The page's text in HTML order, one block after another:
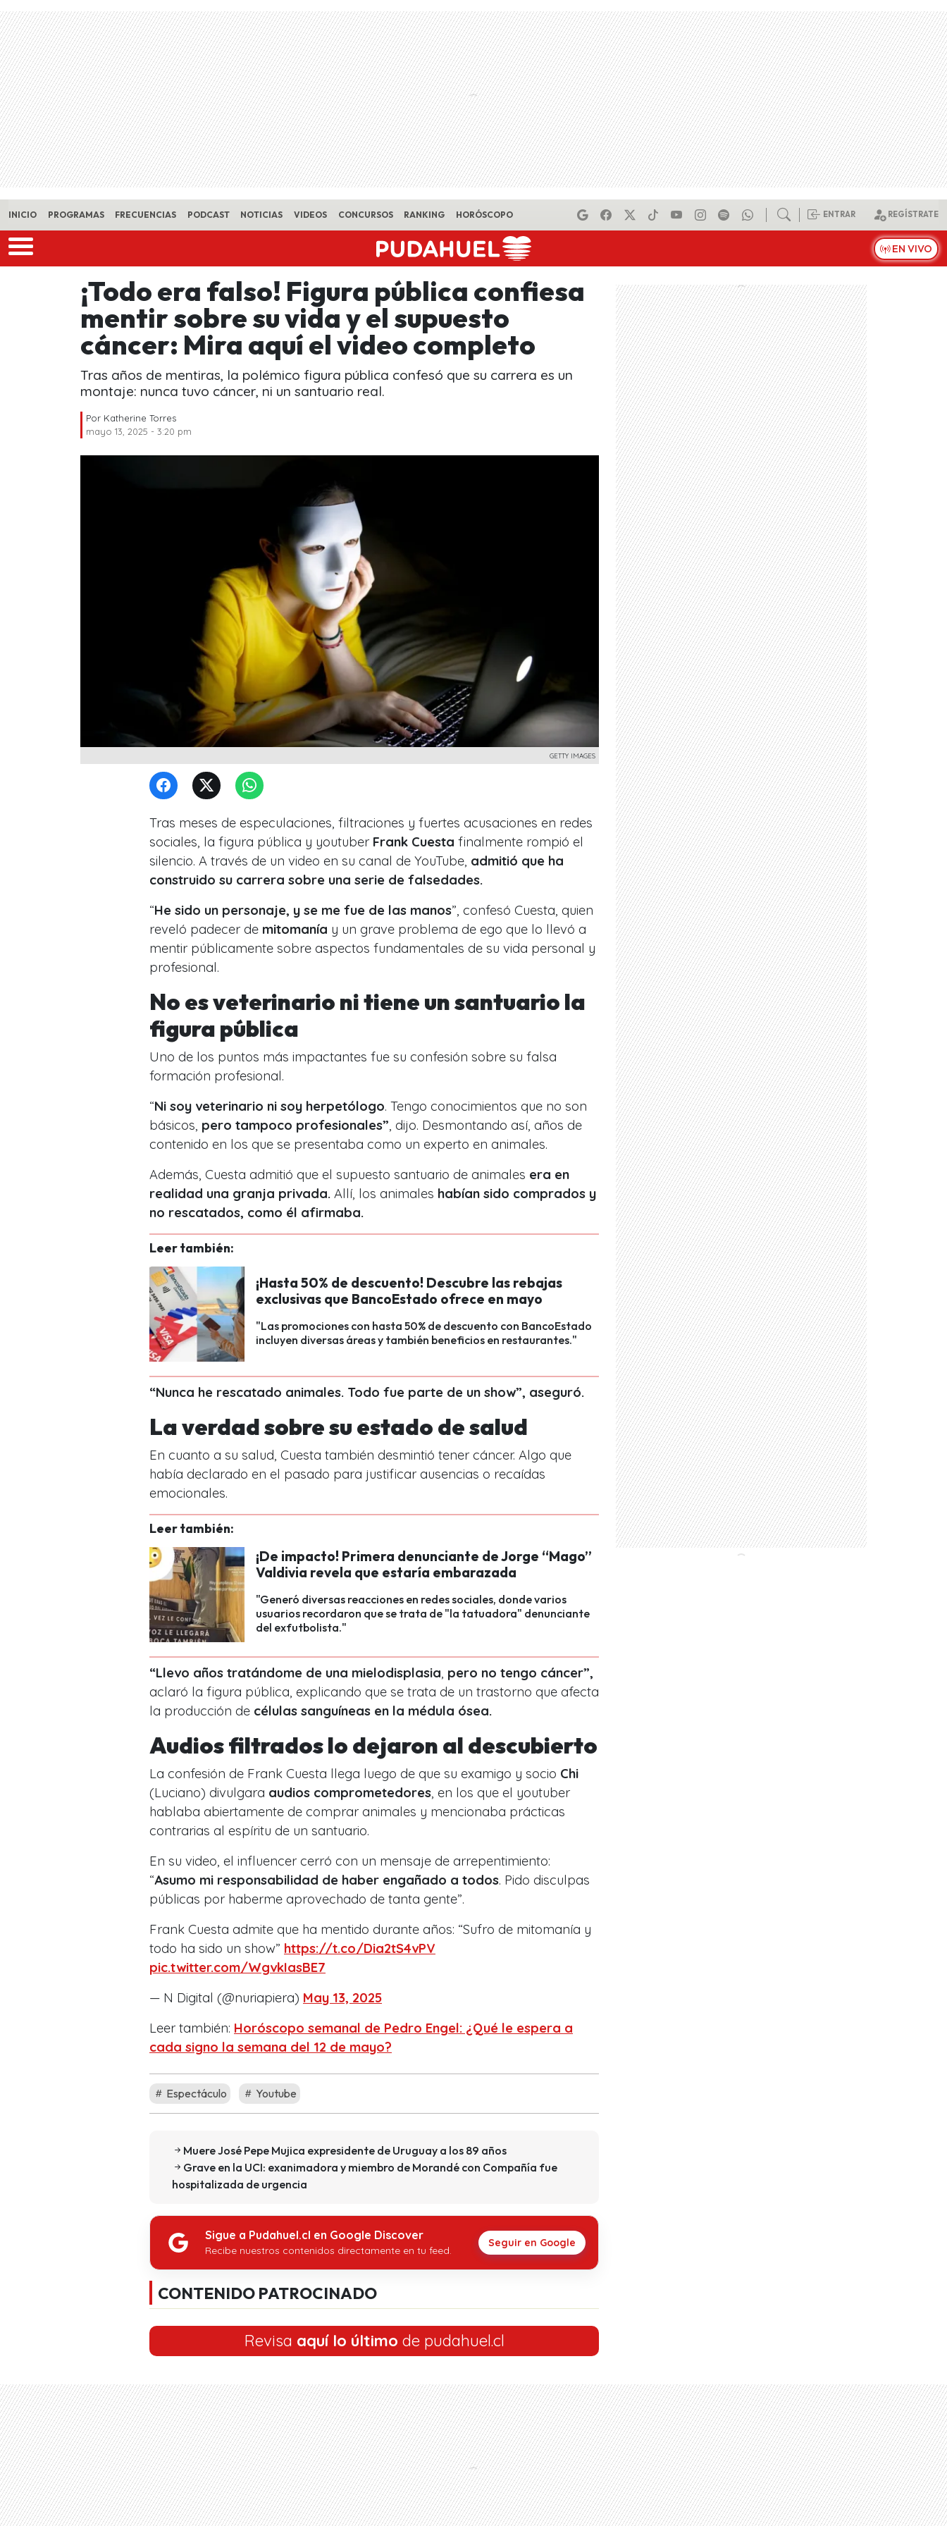
Skip to main content
INICIO PROGRAMAS FRECUENCIAS PODCAST NOTICIAS VIDEOS CONCURSOS RANKING HORÓSCOPO ENTRAR REGÍSTRATE
EN VIVO
¡Todo era falso! Figura pública confiesa
mentir sobre su vida y el supuesto
cáncer: Mira aquí el video completo
Tras años de mentiras, la polémico figura pública confesó que su carrera es un
montaje: nunca tuvo cáncer, ni un santuario real.
Por Katherine Torres
mayo 13, 2025 - 3:20 pm
GETTY IMAGES
Tras meses de especulaciones, filtraciones y fuertes acusaciones en redes
sociales, la figura pública y youtuber Frank Cuesta finalmente rompió el
silencio. A través de un video en su canal de YouTube, admitió que ha
construido su carrera sobre una serie de falsedades.
“He sido un personaje, y se me fue de las manos”, confesó Cuesta, quien
reveló padecer de mitomanía y un grave problema de ego que lo llevó a
mentir públicamente sobre aspectos fundamentales de su vida personal y
profesional.
No es veterinario ni tiene un santuario la
figura pública
Uno de los puntos más impactantes fue su confesión sobre su falsa
formación profesional.
“Ni soy veterinario ni soy herpetólogo. Tengo conocimientos que no son
básicos, pero tampoco profesionales” , dijo. Desmontando así, años de
contenido en los que se presentaba como un experto en animales.
Además, Cuesta admitió que el supuesto santuario de animales era en
realidad una granja privada. Allí, los animales habían sido comprados y
no rescatados, como él afirmaba.
Leer también:
¡Hasta 50% de descuento! Descubre las rebajas
exclusivas que BancoEstado ofrece en mayo
"Las promociones con hasta 50% de descuento con BancoEstado
incluyen diversas áreas y también beneficios en restaurantes."
“Nunca he rescatado animales. Todo fue parte de un show”, aseguró.
La verdad sobre su estado de salud
En cuanto a su salud, Cuesta también desmintió tener cáncer. Algo que
había declarado en el pasado para justificar ausencias o recaídas
emocionales.
Leer también:
¡De impacto! Primera denunciante de Jorge “Mago”
Valdivia revela que estaría embarazada
"Generó diversas reacciones en redes sociales, donde varios
usuarios recordaron que se trata de "la tatuadora" denunciante
del exfutbolista."
“Llevo años tratándome de una mielodisplasia pero no tengo cáncer”,
aclaró la figura pública, explicando que se trata de un trastorno que afecta
la producción de células sanguíneas en la médula ósea.
Audios filtrados lo dejaron al descubierto
La confesión de Frank Cuesta llega luego de que su examigo y socio Chi
(Luciano) divulgara audios comprometedores , en los que el youtuber
hablaba abiertamente de comprar animales y mencionaba prácticas
contrarias al espíritu de un santuario.
En su video, el influencer cerró con un mensaje de arrepentimiento:
“Asumo mi responsabilidad de haber engañado a todos. Pido disculpas
públicas por haberme aprovechado de tanta gente”.
Frank Cuesta admite que ha mentido durante años: “Sufro de mitomanía y
todo ha sido un show” https://t.co/Dia2tS4vPV
pic.twitter.com/WgvkIasBE7
— N Digital (@nuriapiera) May 13, 2025
Leer también: Horóscopo semanal de Pedro Engel: ¿Qué le espera a
cada signo la semana del 12 de mayo?
Espectáculo Youtube
Muere José Pepe Mujica expresidente de Uruguay a los 89 años
Grave en la UCI: exanimadora y miembro de Morandé con Compañía fue
hospitalizada de urgencia
Sigue a Pudahuel.cl en Google Discover
Recibe nuestros contenidos directamente en tu feed.
Seguir en Google
CONTENIDO PATROCINADO
Revisa aquí lo último de pudahuel.cl